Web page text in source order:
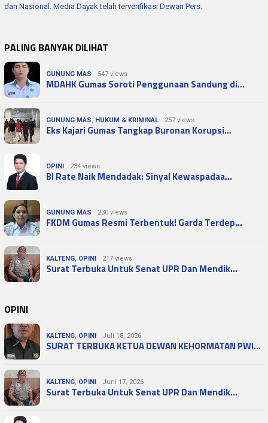
dan Nasional. Media Dayak telah terverifikasi Dewan Pers.
PALING BANYAK DILIHAT
GUNUNG MAS 547 views
MDAHK Gumas Soroti Penggunaan Sandung di…
GUNUNG MAS, HUKUM & KRIMINAL 257 views
Eks Kajari Gumas Tangkap Buronan Korupsi…
OPINI 234 views
BI Rate Naik Mendadak: Sinyal Kewaspadaa…
GUNUNG MAS 230 views
FKDM Gumas Resmi Terbentuk! Garda Terdep…
KALTENG, OPINI 217 views
Surat Terbuka Untuk Senat UPR Dan Mendik…
OPINI
KALTENG, OPINI Juli 18, 2026
SURAT TERBUKA KETUA DEWAN KEHORMATAN PWI…
KALTENG, OPINI Juni 17, 2026
Surat Terbuka Untuk Senat UPR Dan Mendik…